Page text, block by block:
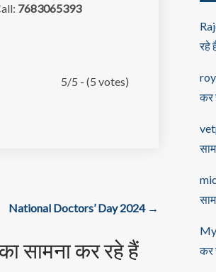
7683065393
5/5 - (5 votes)
National Doctors’ Day 2024 →
सामना कर रहे हैं
रहे
कर
कर